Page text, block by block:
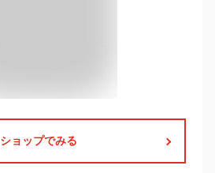
ショップでみる